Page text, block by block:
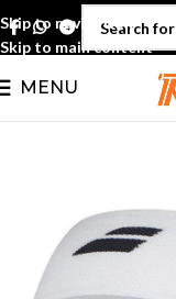
Skip to navigation
Skip to main content
MENU